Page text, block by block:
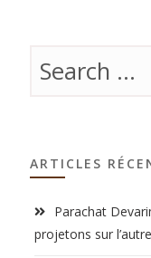
ARTICLES
Parachat
projetons sur l’autre